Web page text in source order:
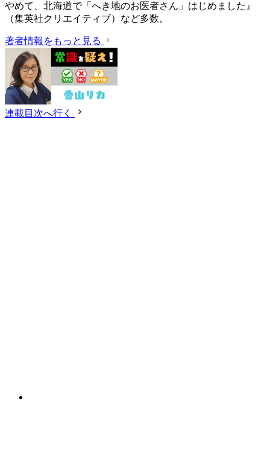
やめて、北海道で「へき地のお医者さん」はじめました』
（集英社クリエイティブ）など多数。
著者情報をもっと見る
連載目次へ行く